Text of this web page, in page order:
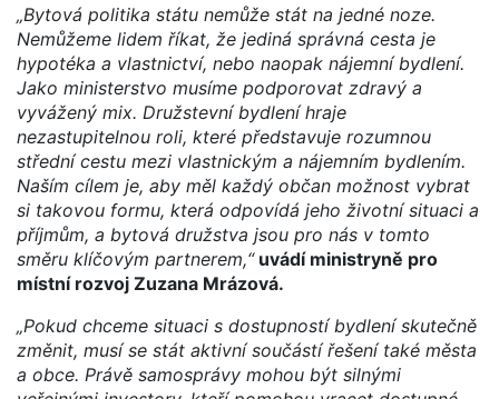
„Bytová politika státu nemůže stát na jedné noze.
Nemůžeme lidem říkat, že jediná správná cesta je
hypotéka a vlastnictví, nebo naopak nájemní bydlení.
Jako ministerstvo musíme podporovat zdravý a
vyvážený mix. Družstevní bydlení hraje
nezastupitelnou roli, které představuje rozumnou
střední cestu mezi vlastnickým a nájemním bydlením.
Naším cílem je, aby měl každý občan možnost vybrat
si takovou formu, která odpovídá jeho životní situaci a
příjmům, a bytová družstva jsou pro nás v tomto
směru klíčovým partnerem,“uvádí ministryně pro
místní rozvoj Zuzana Mrázová.
„Pokud chceme situaci s dostupností bydlení skutečně
změnit, musí se stát aktivní součástí řešení také města
a obce. Právě samosprávy mohou být silnými